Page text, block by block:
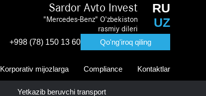
Sardor Avto Invest
"Mercedes-Benz" O'zbekiston
rasmiy dileri
+998 (78) 150 13 60 Qo'ng'iroq qiling
RU
UZ
Korporativ mijozlarga Compliance Kontaktlar
Yetkazib beruvchi transport